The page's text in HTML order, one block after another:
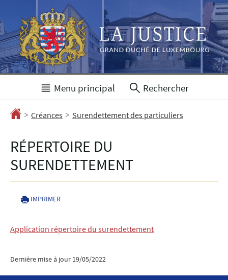
à
la
navigation
au
contenu
Menu principal Rechercher
Accueil
> Créances > Surendettement des particuliers
RÉPERTOIRE DU
SURENDETTEMENT
IMPRIMER
Application répertoire du surendettement
Dernière mise à jour 19/05/2022